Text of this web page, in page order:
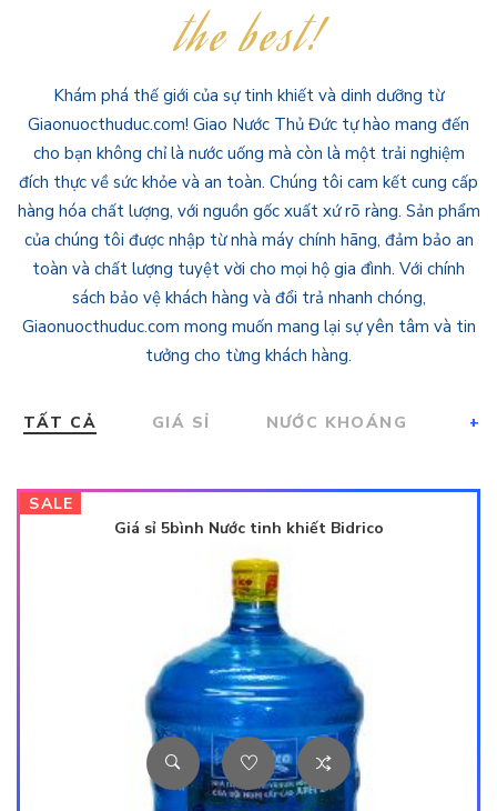
the best!
Khám phá thế giới của sự tinh khiết và dinh dưỡng từ
Giaonuocthuduc.com! Giao Nước Thủ Đức tự hào mang đến
cho bạn không chỉ là nước uống mà còn là một trải nghiệm
đích thực về sức khỏe và an toàn. Chúng tôi cam kết cung cấp
hàng hóa chất lượng, với nguồn gốc xuất xứ rõ ràng. Sản phẩm
của chúng tôi được nhập từ nhà máy chính hãng, đảm bảo an
toàn và chất lượng tuyệt vời cho mọi hộ gia đình. Với chính
sách bảo vệ khách hàng và đổi trả nhanh chóng,
Giaonuocthuduc.com mong muốn mang lại sự yên tâm và tin
tưởng cho từng khách hàng.
TẤT CẢ GIÁ SỈ NƯỚC KHOÁNG +
SALE
Giá sỉ 5bình Nước tinh khiết Bidrico